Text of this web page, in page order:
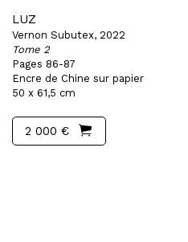
LUZ
Vernon Subutex, 2022
Tome 2
Pages 86-87
Encre de Chine sur papier
50 x 61,5 cm
2 000 €